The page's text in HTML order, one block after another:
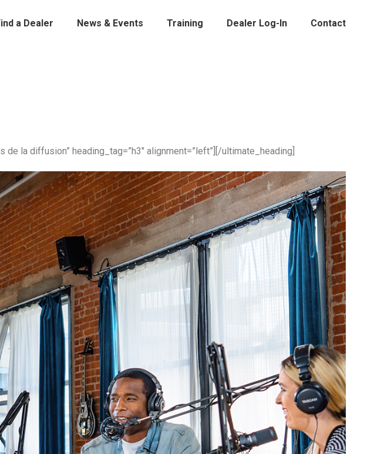
a Dealer News & Events Training Dealer Log-In Contact
la diffusion” heading_tag=”h3″ alignment=”left”][/ultimate_heading]